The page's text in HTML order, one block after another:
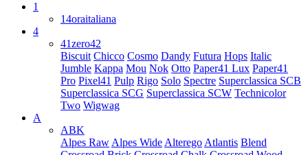
1
14oraitaliana
4
41zero42
Biscuit Chicco Cosmo Dandy Futura Hops Italic
Jumble Kappa Mou Nok Otto Paper41 Lux Paper41
Pro Pixel41 Pulp Rigo Solo Spectre Superclassica SCB
Superclassica SCG Superclassica SCW Technicolor
Two Wigwag
A
ABK
Alpes Raw Alpes Wide Alterego Atlantis Blend